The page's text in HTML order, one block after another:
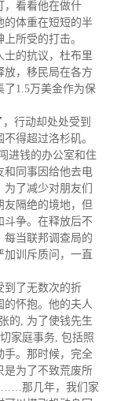
，看看他在做什
的体重在短短的半
所受的打击。
士的抗议，杜布里
放，移民局在各方
了1.5万美金作为保
行动却处处受到
得超过洛杉矶。
进钱的办公室和住
和同事因给他去电
了减少对朋友们
友隔绝的境地，但
斗争。在释放后不
每当联邦调查局的
加训斥质问，一直
到了无数次的折
的怀抱。他的夫人
的, 为了使钱先生
家庭事务, 包括照
手。那时候，完全
是为了不致荒废所
……那几年，我们家